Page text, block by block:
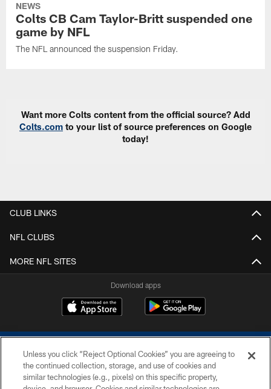
NEWS
Colts CB Cam Taylor-Britt suspended one
game by NFL
The NFL announced the suspension Friday.
Want more Colts content from the official source? Add
Colts.com to your list of source preferences on Google
today!
CLUB LINKS
NFL CLUBS
MORE NFL SITES
Download apps
Unless you click “Reject Optional Cookies” you are agreeing to
the continued collection, storage, and use of cookies and
similar technologies (e.g., pixels) on this specific property,